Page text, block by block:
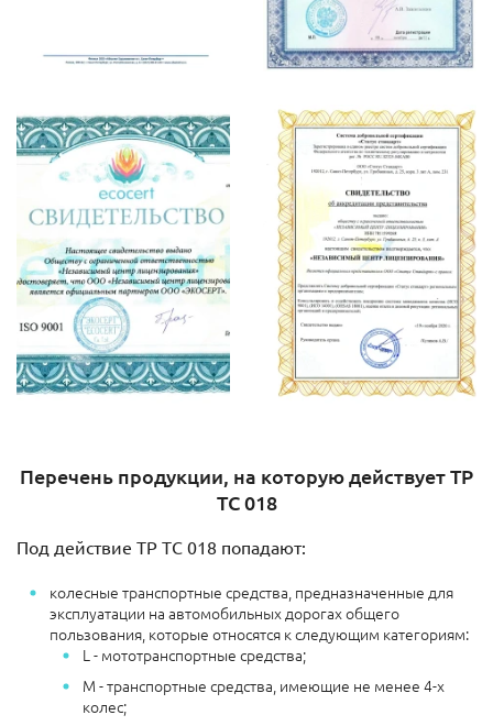
Перечень продукции, на которую действует ТР
ТС 018
Под действие ТР ТС 018 попадают:
колесные транспортные средства, предназначенные для
эксплуатации на автомобильных дорогах общего
пользования, которые относятся к следующим категориям:
L - мототранспортные средства;
М - транспортные средства, имеющие не менее 4-х
колес;